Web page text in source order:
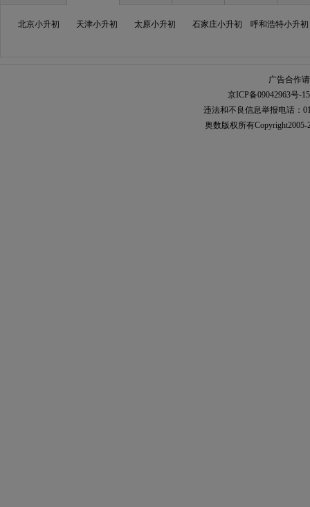
北京小升初 天津小升初 太原小升初 石家庄小升初 呼和浩特小升初
广告合作
京ICP备09042963号-15
违法和不良信息举报电话：
奥数 版权所有Copyright2005-